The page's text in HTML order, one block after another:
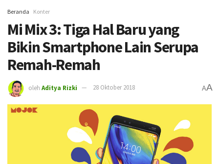
Beranda Konter
Mi Mix 3: Tiga Hal Baru yang
Bikin Smartphone Lain Serupa
Remah-Remah
oleh Aditya Rizki 28 Oktober 2018 AA